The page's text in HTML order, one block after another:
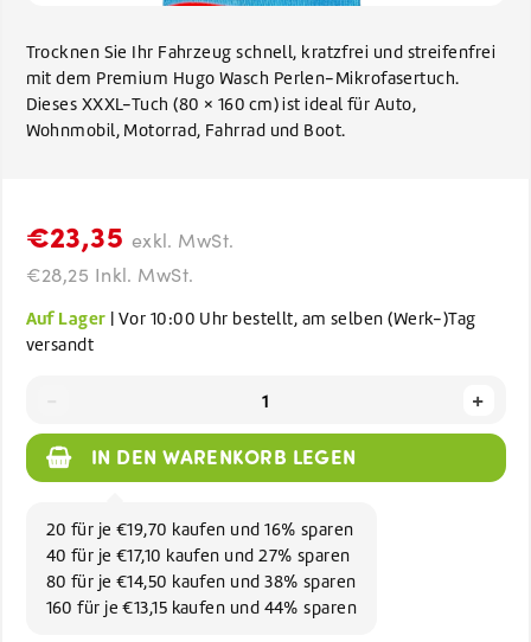
Trocknen Sie Ihr Fahrzeug schnell, kratzfrei und streifenfrei
mit dem Premium Hugo Wasch Perlen-Mikrofasertuch.
Dieses XXXL-Tuch (80 × 160 cm) ist ideal für Auto,
Wohnmobil, Motorrad, Fahrrad und Boot.
€23,35 exkl. MwSt.
€28,25 Inkl. MwSt.
Auf Lager | Vor 10:00 Uhr bestellt, am selben (Werk-)Tag
versandt
+
IN DEN WARENKORB LEGEN
20 für je €19,70 kaufen und 16% sparen
40 für je €17,10 kaufen und 27% sparen
80 für je €14,50 kaufen und 38% sparen
160 für je €13,15 kaufen und 44% sparen